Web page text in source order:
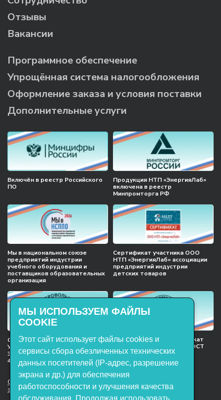
Отзывы
Вакансии
Программное обеспечение
Упрощённая система налогообложения
Оформление заказа и условия поставки
Дополнительные услуги
Включён в реестр Российского
ПО
Продукция НТП «ЭнергияЛаб»
включена в реестр
Минпромторга РФ
Мы в национальном союзе
предприятий индустрии
учебного оборудования и
поставщиков образовательных
организация
Сертификат участника ООО
НТП «ЭнергияЛаб» ассоциации
предприятий индустрии
детских товаров
Сертификат соответствия
Учебное оборудование, марки
ЭнергияЛаб ТУ 32.99.53–001–
47627947–2021 Серийный выпуск
Международный сертификат
менеджмента качества ГОСТ
ISO 9001:2015
ООО НТП «ЭнергияЛаб». Все права
защищены.
МЫ ИСПОЛЬЗУЕМ ФАЙЛЫ
COOKIE
Этот сайт использует файлы cookies и
сервисы сбора обезличенных технических
данных посетителей (IP-адрес, разрешение
экрана и др.) для обеспечения
работоспособности и улучшения качества
обслуживания. Продолжая использовать